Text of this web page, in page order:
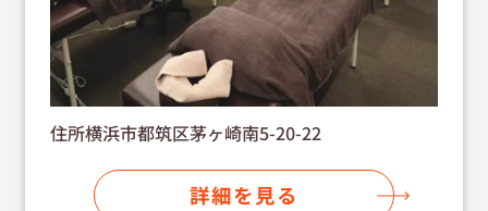
住所横浜市都筑区茅ヶ崎南5-20-22
詳細を見る